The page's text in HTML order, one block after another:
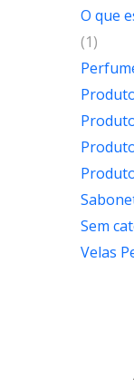
O que
(1)
Sem
Velas